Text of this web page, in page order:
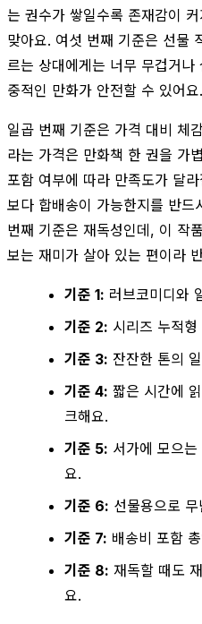
는 권수가 쌓일수록 존재감이
맞아요. 여섯 번째 기준은 선물
르는 상대에게는 너무 무겁거
중적인 만화가 안전할 수 있어요.
일곱 번째 기준은 가격 대비 체
라는 가격은 만화책 한 권을 가
포함 여부에 따라 만족도가 달
보다 합배송이 가능한지를 반드
번째 기준은 재독성인데, 이 작
보는 재미가 살아 있는 편이라
기준 1: 러브코미디와
기준 2: 시리즈 누적
기준 3: 잔잔한 톤의
기준 4: 짧은 시간에
크해요.
기준 5: 서가에 모으
요.
기준 6: 선물용으로
기준 7: 배송비 포함
기준 8: 재독할 때도
요.